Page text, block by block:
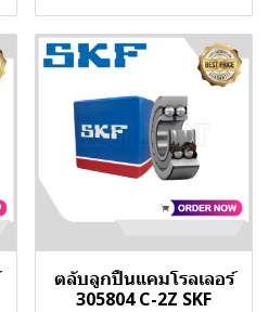
ตลับลูกปืนแคมโรลเลอร์
305804 C-2Z SKF